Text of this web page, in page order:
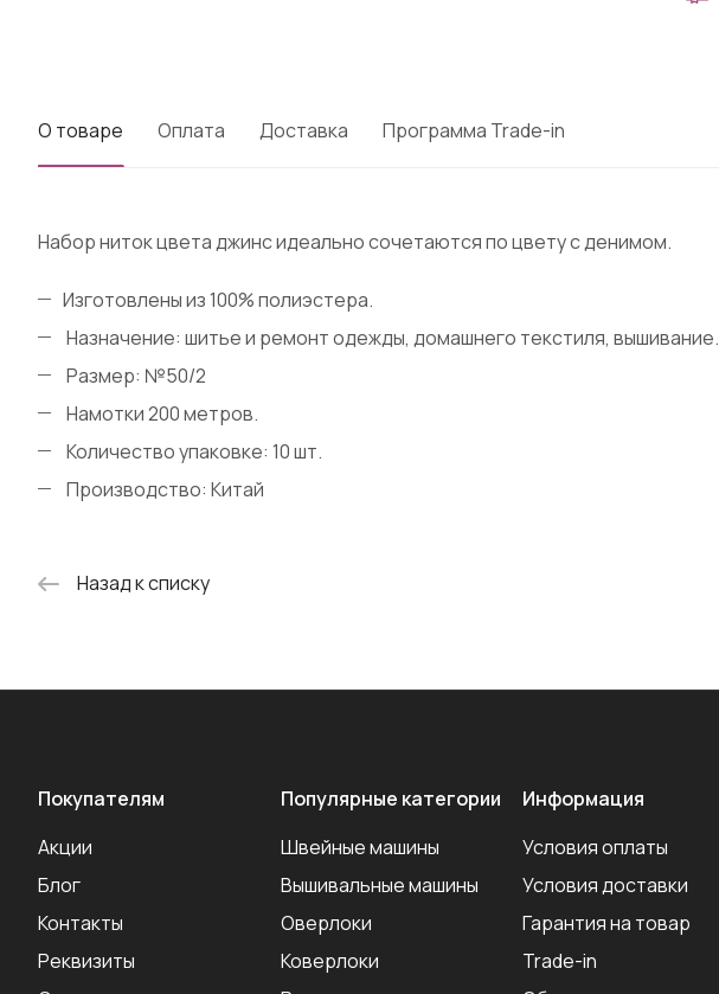
О товаре Оплата Доставка Программа Trade-in
Набор ниток цвета джинс идеально сочетаются по цвету с денимом.
Изготовлены из 100% полиэстера.
Назначение: шитье и ремонт одежды, домашнего текстиля, вышивание.
Размер: №50/2
Намотки 200 метров.
Количество упаковке: 10 шт.
Производство: Китай
Назад к списку
Покупателям
Акции
Блог
Контакты
Реквизиты
Популярные категории
Швейные машины
Вышивальные машины
Оверлоки
Коверлоки
Информация
Условия оплаты
Условия доставки
Гарантия на товар
Trade-in